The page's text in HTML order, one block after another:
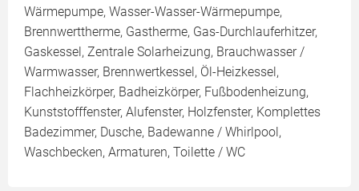
Wärmepumpe, Wasser-Wasser-Wärmepumpe,
Brennwerttherme, Gastherme, Gas-Durchlauferhitzer,
Gaskessel, Zentrale Solarheizung, Brauchwasser /
Warmwasser, Brennwertkessel, Öl-Heizkessel,
Flachheizkörper, Badheizkörper, Fußbodenheizung,
Kunststofffenster, Alufenster, Holzfenster, Komplettes
Badezimmer, Dusche, Badewanne / Whirlpool,
Waschbecken, Armaturen, Toilette / WC